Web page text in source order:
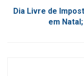
Dia Livre de
em